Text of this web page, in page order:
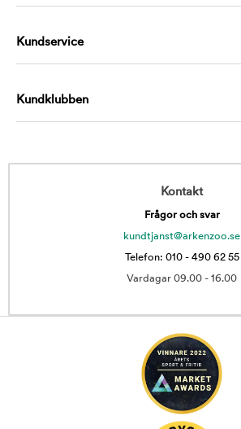
Kundservice
Kundklubben
Kontakt
Frågor och svar
kundtjanst@arkenzoo.se
Telefon: 010 - 490 62 55
Vardagar 09.00 - 16.00